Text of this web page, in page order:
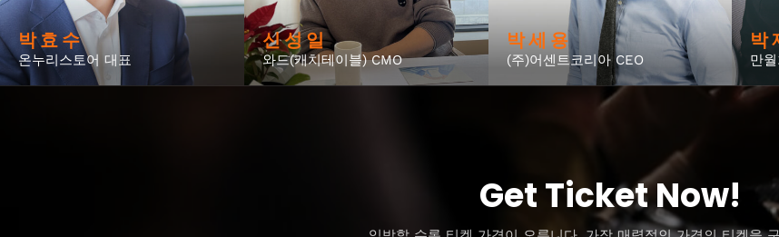
박 효 수
온누리스토어 대표
신 성 일
와드(캐치테이블) CMO
박 세 용
(주)어센트코리아 CEO
박
만
Get Ticket Now!